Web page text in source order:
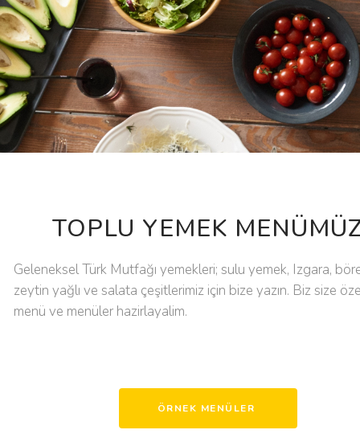
TOPLU YEMEK
Geleneksel Türk Mutfağı yemekleri; sulu yemek, Izgara,
zeytin yağlı ve salata çeşitlerimiz için bize yazın. Biz size
menü ve menüler hazirlayalim.
ÖRNEK MENÜLER